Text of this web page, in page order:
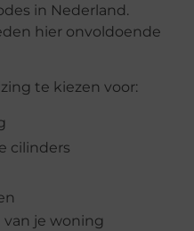
in Nederland.
hier onvoldoende
te kiezen voor:
cilinders
je woning